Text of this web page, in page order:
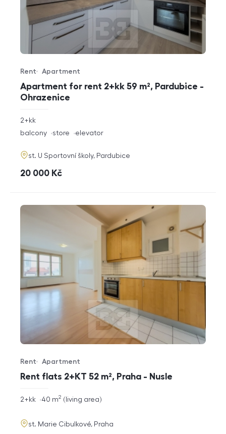
Apartment for rent 2+kk 59 m², Pardubice -
Ohrazenice
Offer type
Rent
Property type
Apartment
rozměry
disposition
2+kk
funkce
balcony store elevator
adresa
st. U Sportovní školy, Pardubice
cena
20 000 Kč
Rent flats 2+KT 52 m², Praha - Nusle
Offer type
Rent
Property type
Apartment
rozměry
disposition
2+kk living area
40 m2
adresa
st. Marie Cibulkové, Praha